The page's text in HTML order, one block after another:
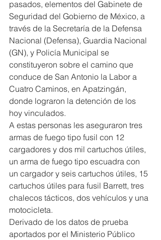
pasados, elementos del Gabinete de
Seguridad del Gobierno de México, a
través de la Secretaría de la Defensa
Nacional (Defensa), Guardia Nacional
(GN), y Policía Municipal se
constituyeron sobre el camino que
conduce de San Antonio la Labor a
Cuatro Caminos, en Apatzingán,
donde lograron la detención de los
hoy vinculados.
A estas personas les aseguraron tres
armas de fuego tipo fusil con 12
cargadores y dos mil cartuchos útiles,
un arma de fuego tipo escuadra con
un cargador y seis cartuchos útiles, 15
cartuchos útiles para fusil Barrett, tres
chalecos tácticos, dos vehículos y una
motocicleta.
Derivado de los datos de prueba
aportados por el Ministerio Público